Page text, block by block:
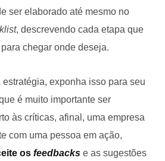
ser elaborado até mesmo no
, descrevendo cada etapa que
chegar onde deseja.
exponha isso para seu
é muito importante ser
às críticas, afinal, uma empresa
com uma pessoa em ação,
os feedbacks e as sugestões